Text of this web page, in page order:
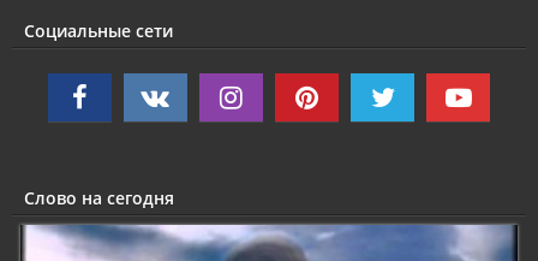
Социальные сети
Слово на сегодня